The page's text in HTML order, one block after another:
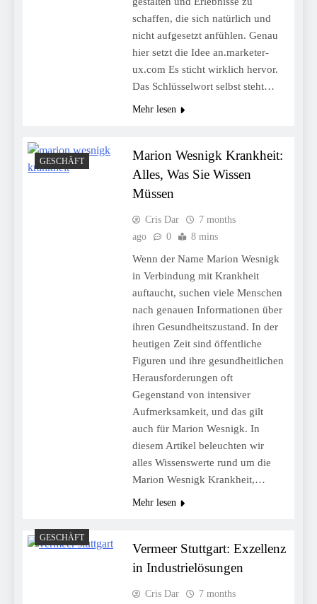
schaffen, die sich natürlich und
nicht aufgesetzt anfühlen. Genau
hier setzt die Idee an.marketer-
ux.com Es sticht wirklich hervor.
Das Schlüsselwort selbst steht…
Mehr lesen
GESCHÄFT
Marion Wesnigk Krankheit:
Alles, Was Sie Wissen
Müssen
Cris Dar
7 months
ago
0 8 mins
Wenn der Name Marion Wesnigk
in Verbindung mit Krankheit
auftaucht, suchen viele Menschen
nach genauen Informationen über
ihren Gesundheitszustand. In der
heutigen Zeit sind öffentliche
Figuren und ihre gesundheitlichen
Herausforderungen oft
Gegenstand von intensiver
Aufmerksamkeit, und das gilt
auch für Marion Wesnigk. In
diesem Artikel beleuchten wir
alles Wissenswerte rund um die
Marion Wesnigk Krankheit,…
Mehr lesen
GESCHÄFT
Vermeer Stuttgart: Exzellenz
in Industrielösungen
Cris Dar
7 months